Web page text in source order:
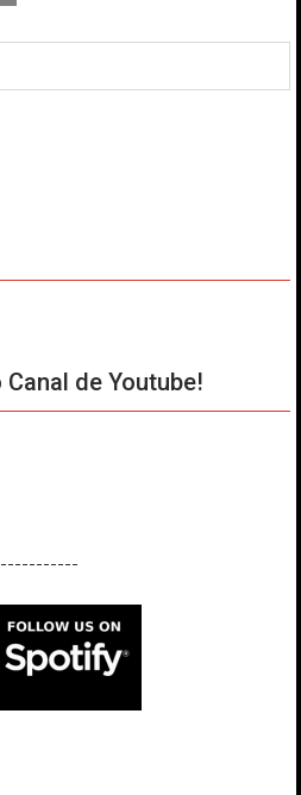
de Youtube!